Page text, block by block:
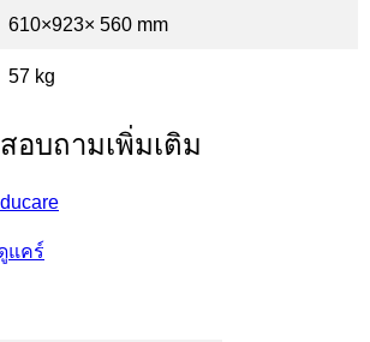
610×923× 560 mm
57 kg
สอบถามเพิ่มเติม